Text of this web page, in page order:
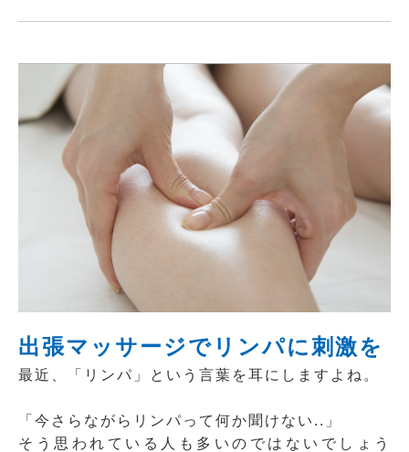
出張マッサージでリンパに刺激を
最近、「リンパ」という言葉を耳にしますよね。
「今さらながらリンパって何か聞けない..」
そう思われている人も多いのではないでしょう